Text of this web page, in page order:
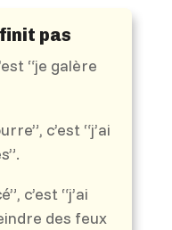
pas
“je galère
c’est “j’ai
c’est “j’ai
des feux